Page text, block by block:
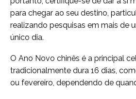
para chegar ao seu destino,
realizando pesquisas em mais de
único dia.
O Ano Novo chinês é a principal
tradicionalmente dura 16 dias,
ou fevereiro, dependendo de